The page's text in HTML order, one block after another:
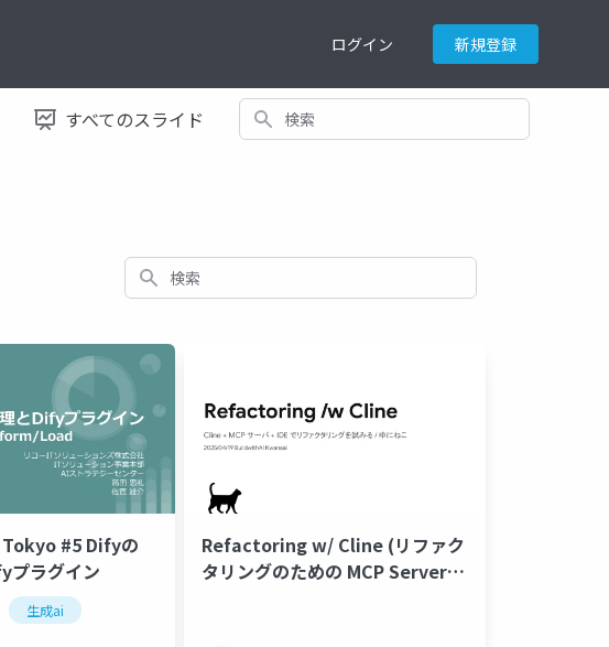
ログイン 新規登録
すべてのスライド 検索
検索
#5 Difyの
プラグイン
生成ai
Refactoring w/ Cline (リファク
タリングのための MCP Server